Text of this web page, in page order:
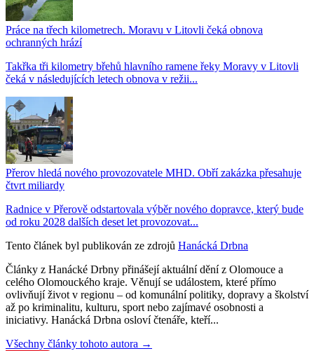
Práce na třech kilometrech. Moravu v Litovli čeká obnova
ochranných hrází
Takřka tři kilometry břehů hlavního ramene řeky Moravy v Litovli
čeká v následujících letech obnova v režii...
Přerov hledá nového provozovatele MHD. Obří zakázka přesahuje
čtvrt miliardy
Radnice v Přerově odstartovala výběr nového dopravce, který bude
od roku 2028 dalších deset let provozovat...
Tento článek byl publikován ze zdrojů Hanácká Drbna
Články z Hanácké Drbny přinášejí aktuální dění z Olomouce a
celého Olomouckého kraje. Věnují se událostem, které přímo
ovlivňují život v regionu – od komunální politiky, dopravy a školství
až po kriminalitu, kulturu, sport nebo zajímavé osobnosti a
iniciativy. Hanácká Drbna osloví čtenáře, kteří...
Všechny články tohoto autora →